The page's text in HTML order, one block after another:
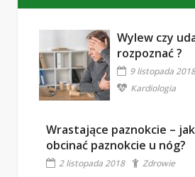
Wylew czy
rozpoznać ?
9 listopada 2018
Kardiologia
Wrastające paznokcie –
obcinać paznokcie u nóg?
2 listopada 2018 Zdrowie